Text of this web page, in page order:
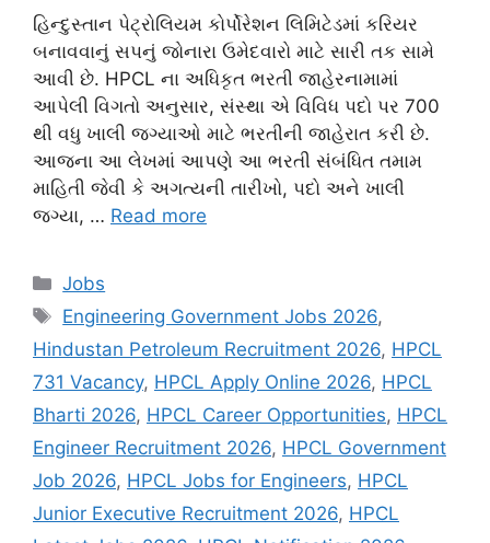
હિન્દુસ્તાન પેટ્રોલિયમ કોર્પોરેશન લિમિટેડમાં કરિયર
બનાવવાનું સપનું જોનારા ઉમેદવારો માટે સારી તક સામે
આવી છે. HPCL ના અધિકૃત ભરતી જાહેરનામામાં
આપેલી વિગતો અનુસાર, સંસ્થા એ વિવિધ પદો પર 700
થી વધુ ખાલી જગ્યાઓ માટે ભરતીની જાહેરાત કરી છે.
આજના આ લેખમાં આપણે આ ભરતી સંબંધિત તમામ
માહિતી જેવી કે અગત્યની તારીખો, પદો અને ખાલી
જગ્યા, … Read more
Categories
Jobs
Tags
Engineering Government Jobs 2026,
Hindustan Petroleum Recruitment 2026, HPCL
731 Vacancy, HPCL Apply Online 2026, HPCL
Bharti 2026, HPCL Career Opportunities, HPCL
Engineer Recruitment 2026, HPCL Government
Job 2026, HPCL Jobs for Engineers, HPCL
Junior Executive Recruitment 2026, HPCL